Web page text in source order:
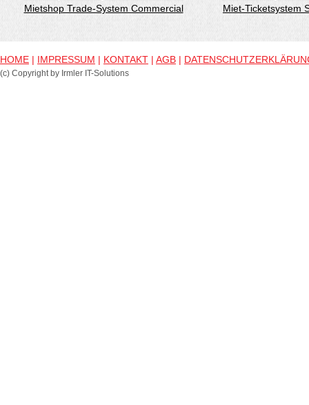
Mietshop Trade-System Commercial
Miet-Ticketsystem
HOME | IMPRESSUM | KONTAKT | AGB |
(c) Copyright by Irmler IT-Solutions